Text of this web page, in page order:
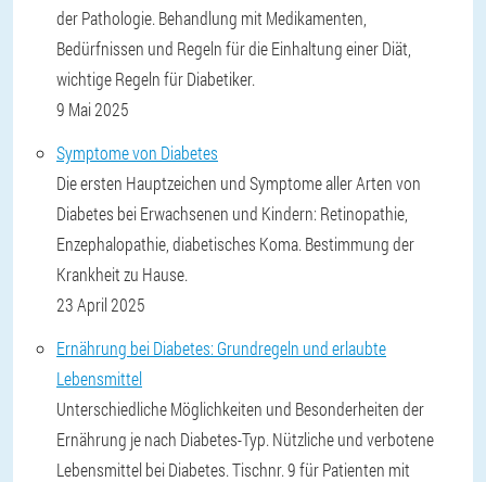
der Pathologie. Behandlung mit Medikamenten,
Bedürfnissen und Regeln für die Einhaltung einer Diät,
wichtige Regeln für Diabetiker.
9 Mai 2025
Symptome von Diabetes
Die ersten Hauptzeichen und Symptome aller Arten von
Diabetes bei Erwachsenen und Kindern: Retinopathie,
Enzephalopathie, diabetisches Koma. Bestimmung der
Krankheit zu Hause.
23 April 2025
Ernährung bei Diabetes: Grundregeln und erlaubte
Lebensmittel
Unterschiedliche Möglichkeiten und Besonderheiten der
Ernährung je nach Diabetes-Typ. Nützliche und verbotene
Lebensmittel bei Diabetes. Tischnr. 9 für Patienten mit